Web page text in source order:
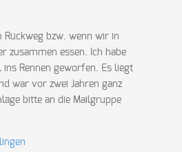
Rückweg bzw. wenn wir in
zusammen essen. Ich habe
ins Rennen geworfen. Es liegt
war vor zwei Jahren ganz
bitte an die Mailgruppe